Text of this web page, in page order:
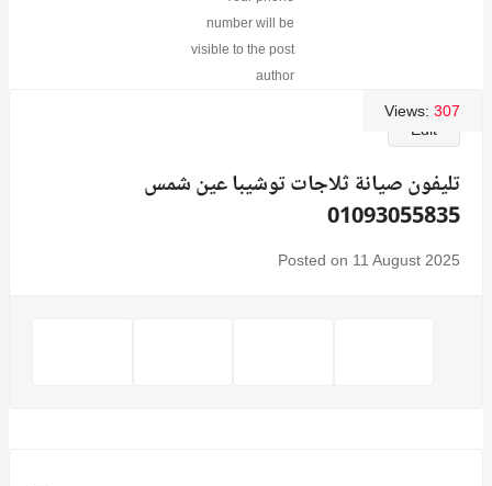
number will be
visible to the post
author
Edit
Views: 307
تليفون صيانة ثلاجات توشيبا عين شمس
01093055835
Posted on 11 August 2025